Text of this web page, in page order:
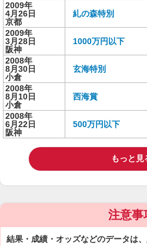
2009年
4月26日
京都
糺の森特別
2009年
3月28日
阪神
1000万円以下
2008年
8月30日
小倉
玄海特別
2008年
8月10日
小倉
西海賞
2008年
6月22日
阪神
500万円以下
もっと見
注意事
結果・成績・オッズなどのデータは